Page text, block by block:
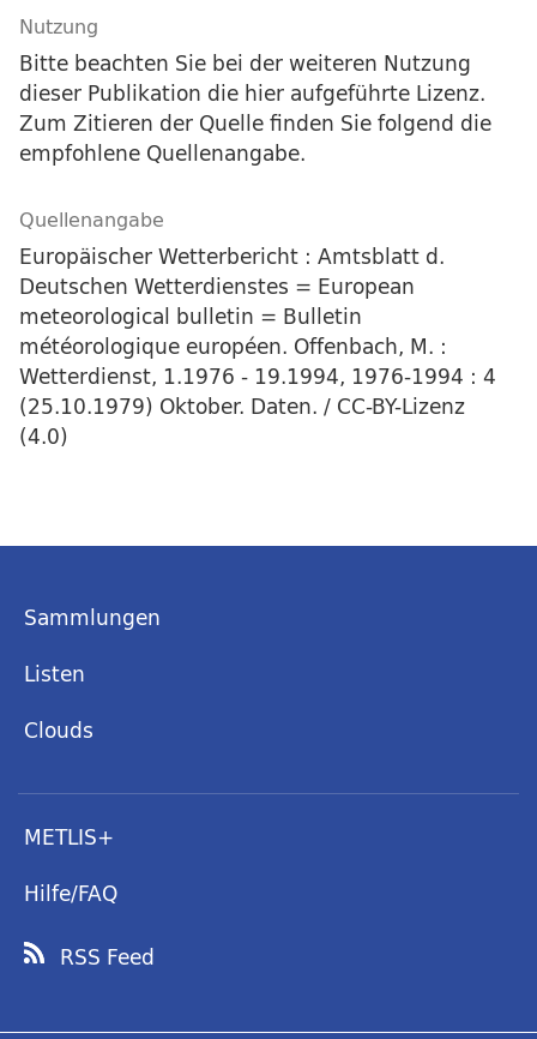
Nutzung
Bitte beachten Sie bei der weiteren Nutzung
dieser Publikation die hier aufgeführte Lizenz.
Zum Zitieren der Quelle finden Sie folgend die
empfohlene Quellenangabe.
Quellenangabe
Europäischer Wetterbericht : Amtsblatt d.
Deutschen Wetterdienstes = European
meteorological bulletin = Bulletin
météorologique européen. Offenbach, M. :
Wetterdienst, 1.1976 - 19.1994, 1976-1994 : 4
(25.10.1979) Oktober. Daten. / CC-BY-Lizenz
(4.0)
Sammlungen
Listen
Clouds
METLIS+
Hilfe/FAQ
RSS Feed